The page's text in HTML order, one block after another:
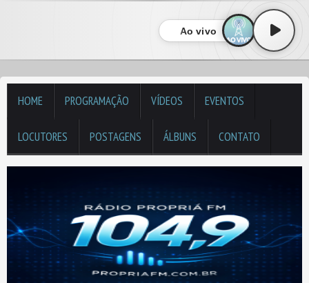
Ao vivo
HOME PROGRAMAÇÃO VÍDEOS EVENTOS
LOCUTORES POSTAGENS ÁLBUNS CONTATO